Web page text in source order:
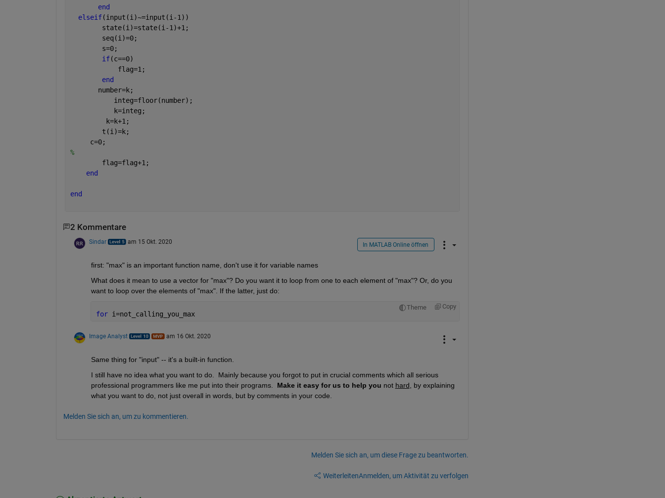
end
elseif(input(i)~=input(i-1))
        state(i)=state(i-1)+1;
        seq(i)=0;
        s=0;
if(c==0)
            flag=1;
end
       number=k;
           integ=floor(number);
           k=integ;
         k=k+1;
        t(i)=k;
     c=0;
%
        flag=flag+1;
end
end
2 Kommentare
Sindar am 15 Okt. 2020 In MATLAB Online öffnen
first: "max" is an important function name, don't use it for variable names
What does it mean to use a vector for "max"? Do you want it to loop from one to each element of "max"? Or, do you
want to loop over the elements of "max". If the latter, just do:
Theme Copy
for i=not_calling_you_max
Image Analyst am 16 Okt. 2020
Same thing for "input" -- it's a built-in function.
I still have no idea what you want to do.  Mainly because you forgot to put in crucial comments which all serious
professional programmers like me put into their programs. Make it easy for us to help you not hard , by explaining
what you want to do, not just overall in words, but by comments in your code.
Melden Sie sich an, um zu kommentieren.
Melden Sie sich an, um diese Frage zu beantworten.
WeiterleitenAnmelden, um Aktivität zu verfolgen